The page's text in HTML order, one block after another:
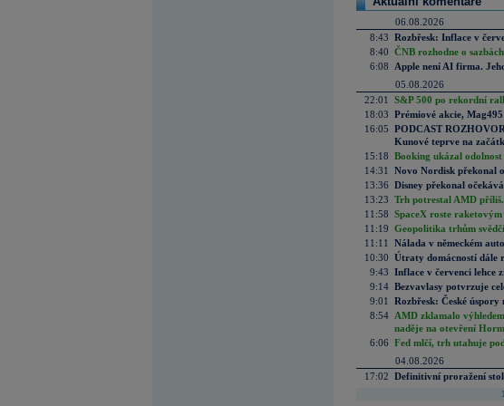
06.08.2026
8:43 Rozbřesk: Inflace v
8:40 ČNB rozhodne o
6:08
Apple není AI firma.
05.08.2026
22:01
S&P 500 po rekordní
18:03 Prémiové akcie,
16:05 PODCAST
Kunové teprve na
15:18 Booking ukázal
14:31
Novo Nordisk překonal
13:36 Disney překonal
13:23 Trh potrestal AMD
11:58 SpaceX roste
11:19 Geopolitika trhům
11:11
Nálada v německém
10:30 Útraty domácností dále
9:43 Inflace v červenci
9:14 Bezvavlasy potvrzuje
9:01
Rozbřesk: České
8:54
AMD zklamalo
naděje na otevření
6:06 Fed mlčí, trh utahuje
04.08.2026
17:02 Definitivní proražení
1